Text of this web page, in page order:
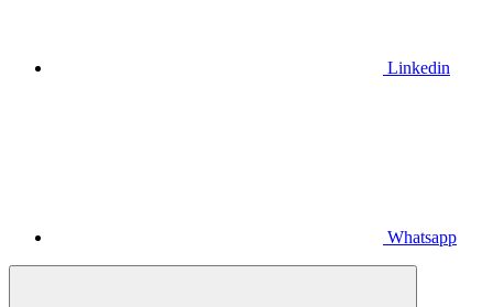
Linkedin
Whatsapp